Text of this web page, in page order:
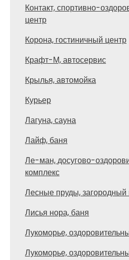
Контакт, спортивно-
центр
Корона, гостиничный центр
Крафт-М, автосервис
Крылья, автомойка
Курьер
Лагуна, сауна
Лайф, баня
Ле-ман, досугово-
комплекс
Лесные пруды, загородный
Лисья нора, баня
Лукоморье,
Лукоморье,